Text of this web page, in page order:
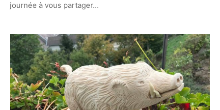
journée à vous partager…